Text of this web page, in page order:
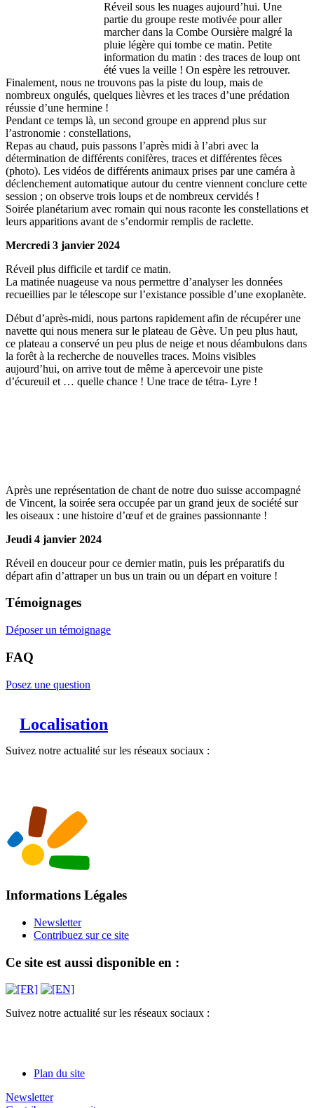
Réveil sous les nuages aujourd’hui. Une
partie du groupe reste motivée pour aller
marcher dans la Combe Oursière malgré la
pluie légère qui tombe ce matin. Petite
information du matin : des traces de loup ont
été vues la veille ! On espère les retrouver.
Finalement, nous ne trouvons pas la piste du loup, mais de
nombreux ongulés, quelques lièvres et les traces d’une prédation
réussie d’une hermine !
Pendant ce temps là, un second groupe en apprend plus sur
l’astronomie : constellations,
Repas au chaud, puis passons l’après midi à l’abri avec la
détermination de différents conifères, traces et différentes fèces
(photo). Les vidéos de différents animaux prises par une caméra à
déclenchement automatique autour du centre viennent conclure cette
session ; on observe trois loups et de nombreux cervidés !
Soirée planétarium avec romain qui nous raconte les constellations et
leurs apparitions avant de s’endormir remplis de raclette.
Mercredi 3 janvier 2024
Réveil plus difficile et tardif ce matin.
La matinée nuageuse va nous permettre d’analyser les données
recueillies par le télescope sur l’existance possible d’une exoplanète.
Début d’après-midi, nous partons rapidement afin de récupérer une
navette qui nous menera sur le plateau de Gève. Un peu plus haut,
ce plateau a conservé un peu plus de neige et nous déambulons dans
la forêt à la recherche de nouvelles traces. Moins visibles
aujourd’hui, on arrive tout de même à apercevoir une piste
d’écureuil et … quelle chance ! Une trace de tétra- Lyre !
Après une représentation de chant de notre duo suisse accompagné
de Vincent, la soirée sera occupée par un grand jeux de société sur
les oiseaux : une histoire d’œuf et de graines passionnante !
Jeudi 4 janvier 2024
Réveil en douceur pour ce dernier matin, puis les préparatifs du
départ afin d’attraper un bus un train ou un départ en voiture !
Témoignages
Déposer un témoignage
FAQ
Posez une question
Localisation
Suivez notre actualité sur les réseaux sociaux :
Informations Légales
Newsletter
Contribuez sur ce site
Ce site est aussi disponible en :
Suivez notre actualité sur les réseaux sociaux :
Plan du site
Newsletter